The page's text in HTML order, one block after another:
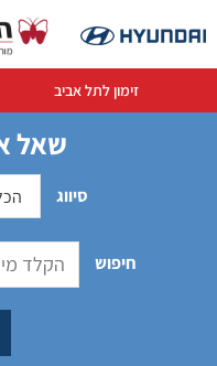
זימון לתל אביב
שאל
סיווג
חיפוש